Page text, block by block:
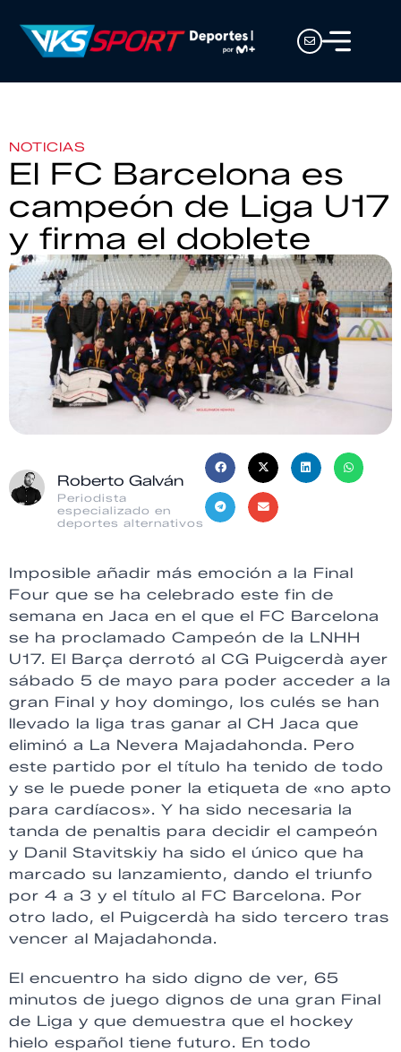
NOTICIAS
El FC Barcelona es
campeón de Liga U17
y firma el doblete
Roberto Galván
Periodista
especializado en
deportes alternativos
Imposible añadir más emoción a la Final
Four que se ha celebrado este fin de
semana en Jaca en el que el FC Barcelona
se ha proclamado Campeón de la LNHH
U17. El Barça derrotó al CG Puigcerdà ayer
sábado 5 de mayo para poder acceder a la
gran Final y hoy domingo, los culés se han
llevado la liga tras ganar al CH Jaca que
eliminó a La Nevera Majadahonda. Pero
este partido por el título ha tenido de todo
y se le puede poner la etiqueta de «no apto
para cardíacos». Y ha sido necesaria la
tanda de penaltis para decidir el campeón
y Danil Stavitskiy ha sido el único que ha
marcado su lanzamiento, dando el triunfo
por 4 a 3 y el título al FC Barcelona. Por
otro lado, el Puigcerdà ha sido tercero tras
vencer al Majadahonda.
El encuentro ha sido digno de ver, 65
minutos de juego dignos de una gran Final
de Liga y que demuestra que el hockey
hielo español tiene futuro. En todo